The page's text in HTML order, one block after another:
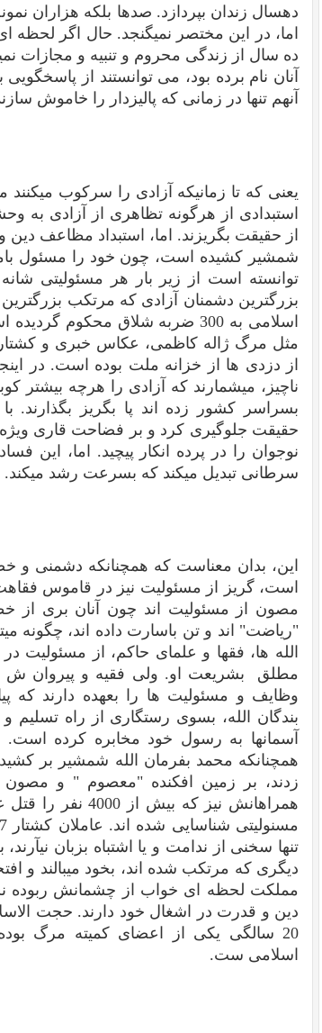
دهسال زندان بپردازد. صدها بلکه هزاران
اما، در این مختصر نمیگنجد. حال اگر لحظه
ده سال از زندگی محروم و تنبیه و مجازات
آنان نام برده بود، می توانستند از
آنهم تنها در زمانی که پالیزدار را خاموش
یعنی که تا زمانیکه آزادی را سرکوب میکنند
استبدادی از هرگونه تظاهری از آزادی به
از حقیقت بگریزند. اما، استبداد مظاعف
شمشیر کشیده است، چون خود را مسئول
توانسته است از زیر بار هر مسئولیتی
بزرگترین دشمنان آزادی که مرتکب بزرگترین
اسلامی به 300 ضربه شلاق محکوم
مثل مرگ ژاله کاظمی، عکاس خبری و
از دزدی ها از خزانه ملت بوده است. در
ناچیز، میشمارند که آزادی را هرچه بیشتر
بسراسر کشور زده اند پا بگریز بگذارند.
حقیقت جلوگیری کرد و بر فضاحت قاری
نوجوان را در پرده انکار پیچید. اما،
سرطانی تبدیل میکند که بسرعت رشد میکند.
این، بدان معناست که همچنانکه دشمنی و
است، گریز از مسئولیت نیز در قاموس
مصون از مسئولیت اند چون آنان بری از
"ریاضت" اند و تن باسارت داده اند، چگونه
الله ها، فقها و علمای حاکم، از مسئولیت
مطلق بشریعت او. ولی فقیه و پیروان ش
وظایف و مسئولیت ها را بعهده دارند که
بندگان الله، بسوی رستگاری از راه تسلیم
آسمانها به رسول خود مخابره کرده است.
همچنانکه محمد بفرمان الله شمشیر بر
زدند، بر زمین افکنده "معصوم " و مصون
همراهانش نیز که
تنها سخنی از ندامت و یا اشتباه بزبان
دیگری که مرتکب شده اند، بخود میبالند و
مملکت لحظه ای خواب از چشمانش ربوده
دین و قدرت در اشغال خود دارند. حجت
20 سالگی یکی از اعضای کمیته مرگ
اسلامی ست.